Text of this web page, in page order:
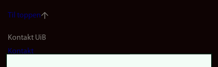
Til toppen
Footer
Kontakt UiB
Kontakt